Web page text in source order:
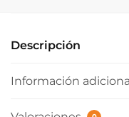
Descripción
Información adicional